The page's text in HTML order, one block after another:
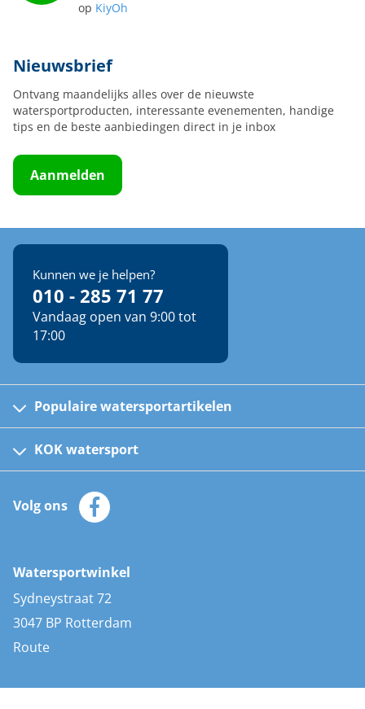
op KiyOh
Nieuwsbrief
Ontvang maandelijks alles over de nieuwste
watersportproducten, interessante evenementen, handige
tips en de beste aanbiedingen direct in je inbox
Aanmelden
Kunnen we je helpen?
010 - 285 71 77
Vandaag open van 9:00 tot
17:00
Populaire watersportartikelen
Kinder reddingsvesten
Automatische reddingsvesten
Zeilkleding
Zonnepanelen
AIS transponders
Stootwillen en fenders
Bootkussens
Zwemtrappen
KOK watersport
Klantenservice
Merken
Volg ons
Watersportwinkel
Sydneystraat 72
3047 BP Rotterdam
Route